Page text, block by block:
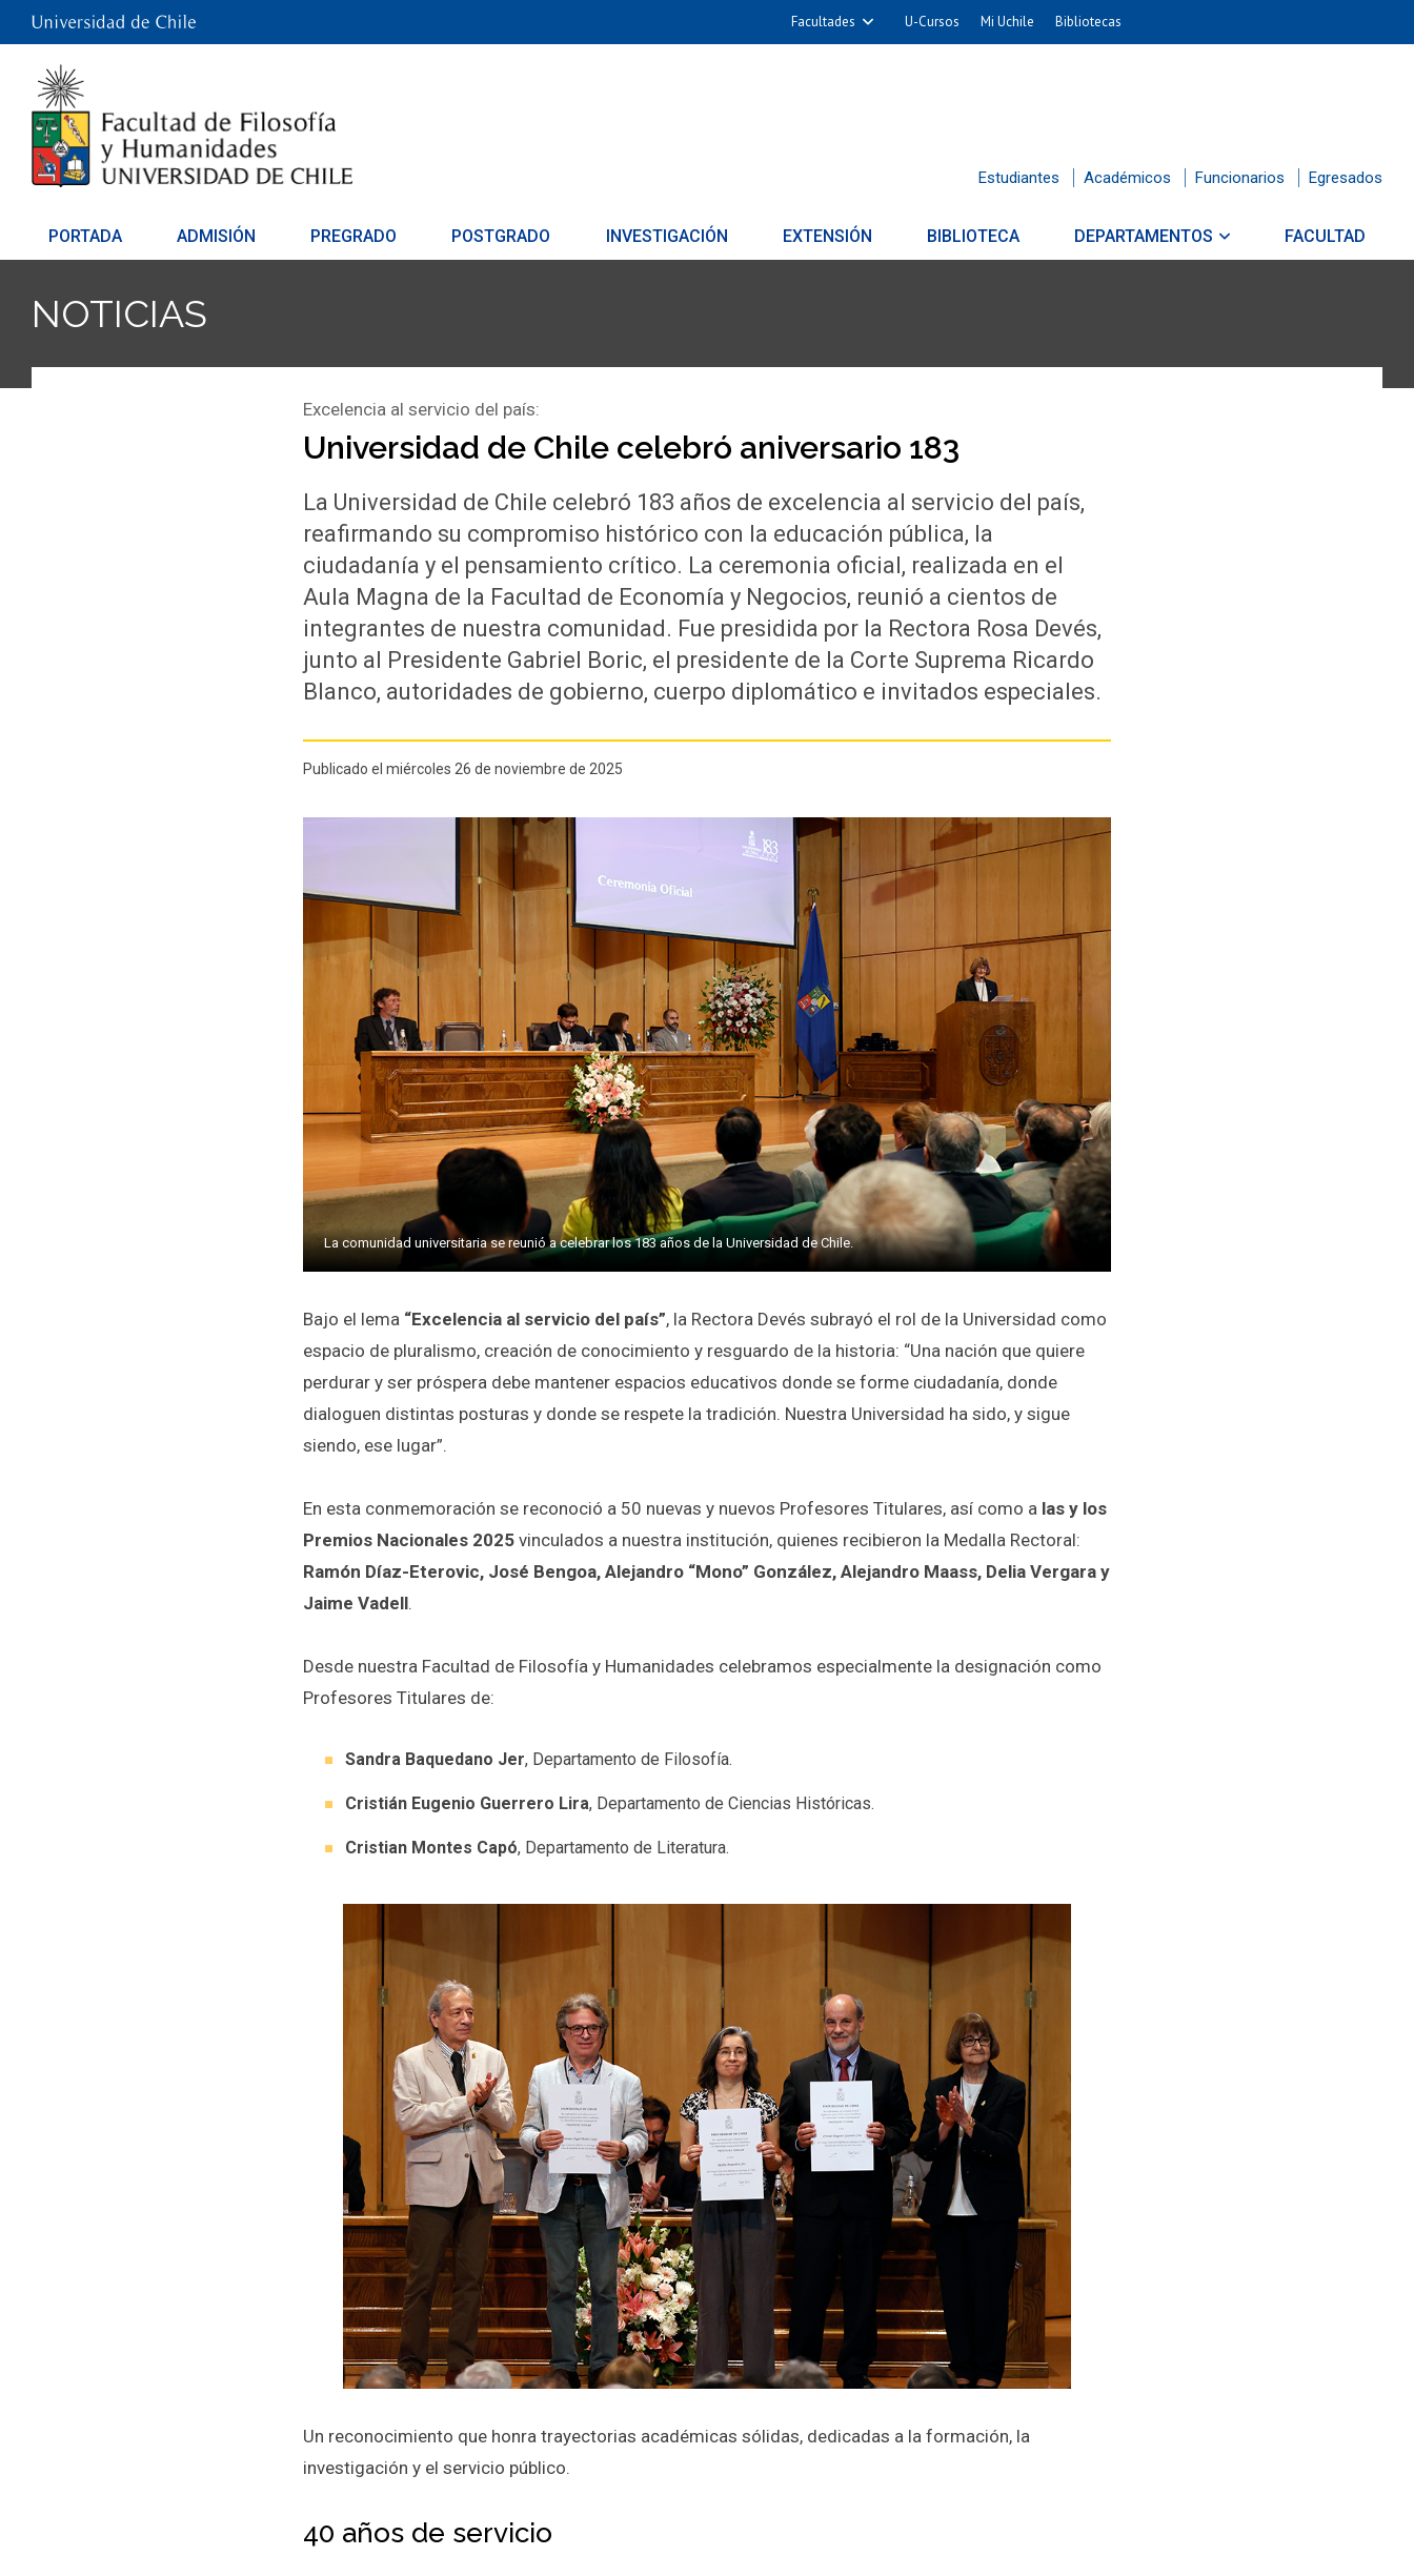
Facultades U-Cursos Mi Uchile Bibliotecas
Estudiantes Académicos Funcionarios Egresados
PORTADA ADMISIÓN PREGRADO POSTGRADO INVESTIGACIÓN EXTENSIÓN BIBLIOTECA DEPARTAMENTOS FACULTAD
NOTICIAS
Excelencia al servicio del país:
Universidad de Chile celebró aniversario 183
La Universidad de Chile celebró 183 años de excelencia al servicio del país,
reafirmando su compromiso histórico con la educación pública, la
ciudadanía y el pensamiento crítico. La ceremonia oficial, realizada en el
Aula Magna de la Facultad de Economía y Negocios, reunió a cientos de
integrantes de nuestra comunidad. Fue presidida por la Rectora Rosa Devés,
junto al Presidente Gabriel Boric, el presidente de la Corte Suprema Ricardo
Blanco, autoridades de gobierno, cuerpo diplomático e invitados especiales.
Publicado el miércoles 26 de noviembre de 2025
La comunidad universitaria se reunió a celebrar los 183 años de la Universidad de Chile.
Bajo el lema “Excelencia al servicio del país”, la Rectora Devés subrayó el rol de la Universidad como
espacio de pluralismo, creación de conocimiento y resguardo de la historia: “Una nación que quiere
perdurar y ser próspera debe mantener espacios educativos donde se forme ciudadanía, donde
dialoguen distintas posturas y donde se respete la tradición. Nuestra Universidad ha sido, y sigue
siendo, ese lugar”.
En esta conmemoración se reconoció a 50 nuevas y nuevos Profesores Titulares, así como a las y los
Premios Nacionales 2025 vinculados a nuestra institución, quienes recibieron la Medalla Rectoral:
Ramón Díaz-Eterovic, José Bengoa, Alejandro “Mono” González, Alejandro Maass, Delia Vergara y
Jaime Vadell.
Desde nuestra Facultad de Filosofía y Humanidades celebramos especialmente la designación como
Profesores Titulares de:
Sandra Baquedano Jer, Departamento de Filosofía.
Cristián Eugenio Guerrero Lira, Departamento de Ciencias Históricas.
Cristian Montes Capó, Departamento de Literatura.
Un reconocimiento que honra trayectorias académicas sólidas, dedicadas a la formación, la
investigación y el servicio público.
40 años de servicio